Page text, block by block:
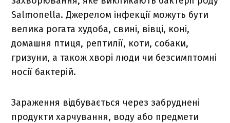
Salmonella. Джерелом інфекції можуть бути
велика рогата худоба, свині, вівці, коні,
домашня птиця, рептилії, коти, собаки,
гризуни, а також хворі люди чи безсимптомні
носії бактерій.
Зараження відбувається через забруднені
продукти харчування, воду або предмети